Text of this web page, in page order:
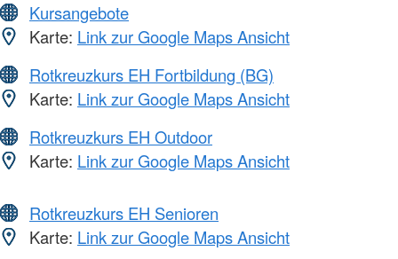
Kursangebote
Karte: Link zur Google Maps Ansicht
Rotkreuzkurs EH Fortbildung (BG)
Karte: Link zur Google Maps Ansicht
Rotkreuzkurs EH Outdoor
Karte: Link zur Google Maps Ansicht
Rotkreuzkurs EH Senioren
Karte: Link zur Google Maps Ansicht